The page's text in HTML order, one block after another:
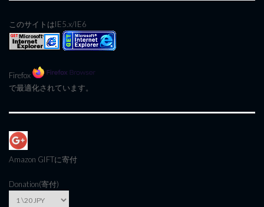
このサイトはIE5.x/IE6
Firefox
で最適化されています。
Amazon GIFTに寄付
Donation(寄付)